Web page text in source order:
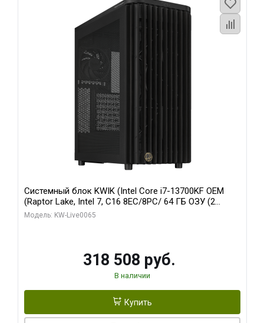
Системный блок KWIK (Intel Core i7-13700KF OEM
(Raptor Lake, Intel 7, C16 8EC/8PC/ 64 ГБ ОЗУ (2
модуля)/ ASUS RTX5080 PROART OC 16GB GDDR7
Модель: KW-Live0065
318 508 руб.
В наличии
Купить